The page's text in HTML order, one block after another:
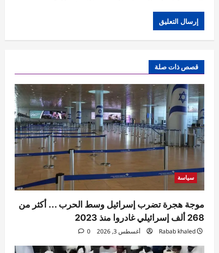
قصص ذات صلة
سياسة
موجة هجرة تضرب إسرائيل وسط الحرب … أكثر من
268 ألف إسرائيلي غادروا منذ 2023
Rabab khaled أغسطس 3, 2026 0